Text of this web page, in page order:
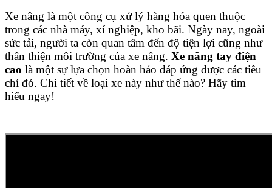
Xe nâng là một công cụ xử lý hàng hóa quen thuộc
trong các nhà máy, xí nghiệp, kho bãi. Ngày nay, ngoài
sức tải, người ta còn quan tâm đến độ tiện lợi cũng như
thân thiện môi trường của xe nâng. Xe nâng tay điện
cao là một sự lựa chọn hoàn hảo đáp ứng được các tiêu
chí đó. Chi tiết về loại xe này như thế nào? Hãy tìm
hiểu ngay!